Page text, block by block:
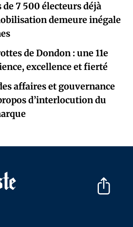
7 500 électeurs déjà
demeure inégale
de Dondon : une 11e
excellence et fierté
affaires et gouvernance
d’interlocution du